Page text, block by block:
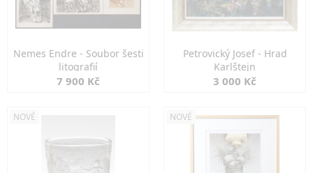
Nemes Endre - Soubor šesti
litografií
7 900 Kč
Petrovický Josef - Hrad
Karlštejn
3 000 Kč
NOVÉ NOVÉ